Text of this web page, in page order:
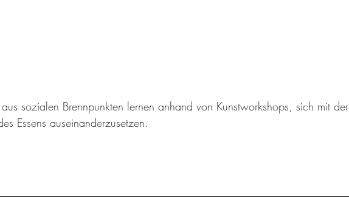
sozialen Brennpunkten lernen anhand von Kunstworkshops, sich mit der
Essens auseinanderzusetzen.